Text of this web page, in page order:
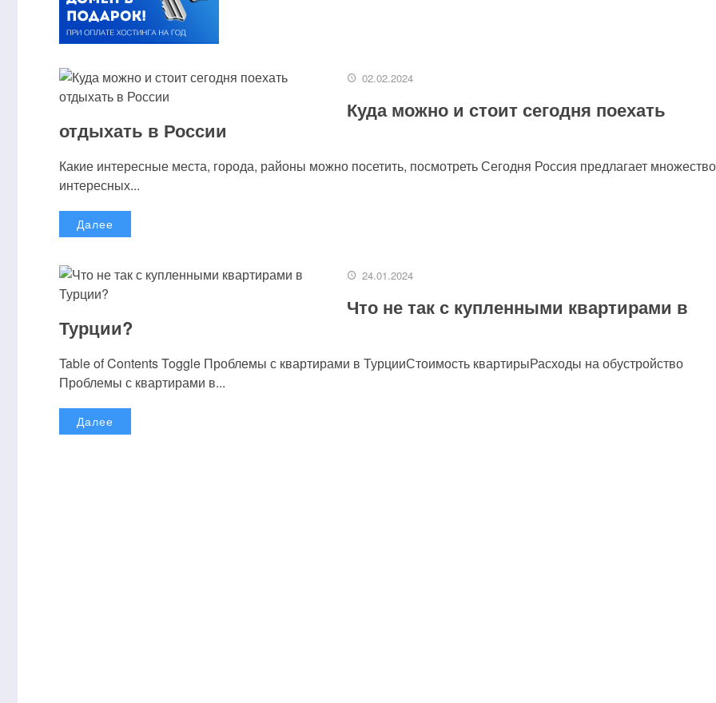
02.02.2024
Куда можно и стоит сегодня поехать
отдыхать в России
Какие интересные места, города, районы можно посетить, посмотреть Сегодня Россия предлагает множество
интересных...
Далее
24.01.2024
Что не так с купленными квартирами в
Турции?
Table of Contents Toggle Проблемы с квартирами в ТурцииСтоимость квартирыРасходы на обустройство
Проблемы с квартирами в...
Далее